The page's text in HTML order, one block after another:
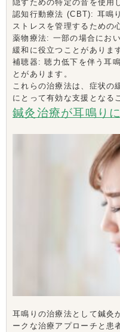
隠すための特定の音を使用
認知行動療法 (CBT): 耳鳴
ストレスを管理するための
薬物療法: 一部の場合にお
緩和に役立つことがありま
補聴器: 聴力低下を伴う耳
とがあります。
これらの治療法は、症状の
にとって有効な支援となる
鍼灸治療が耳鳴り
耳鳴りの治療法として鍼灸
ークな治療アプローチと患